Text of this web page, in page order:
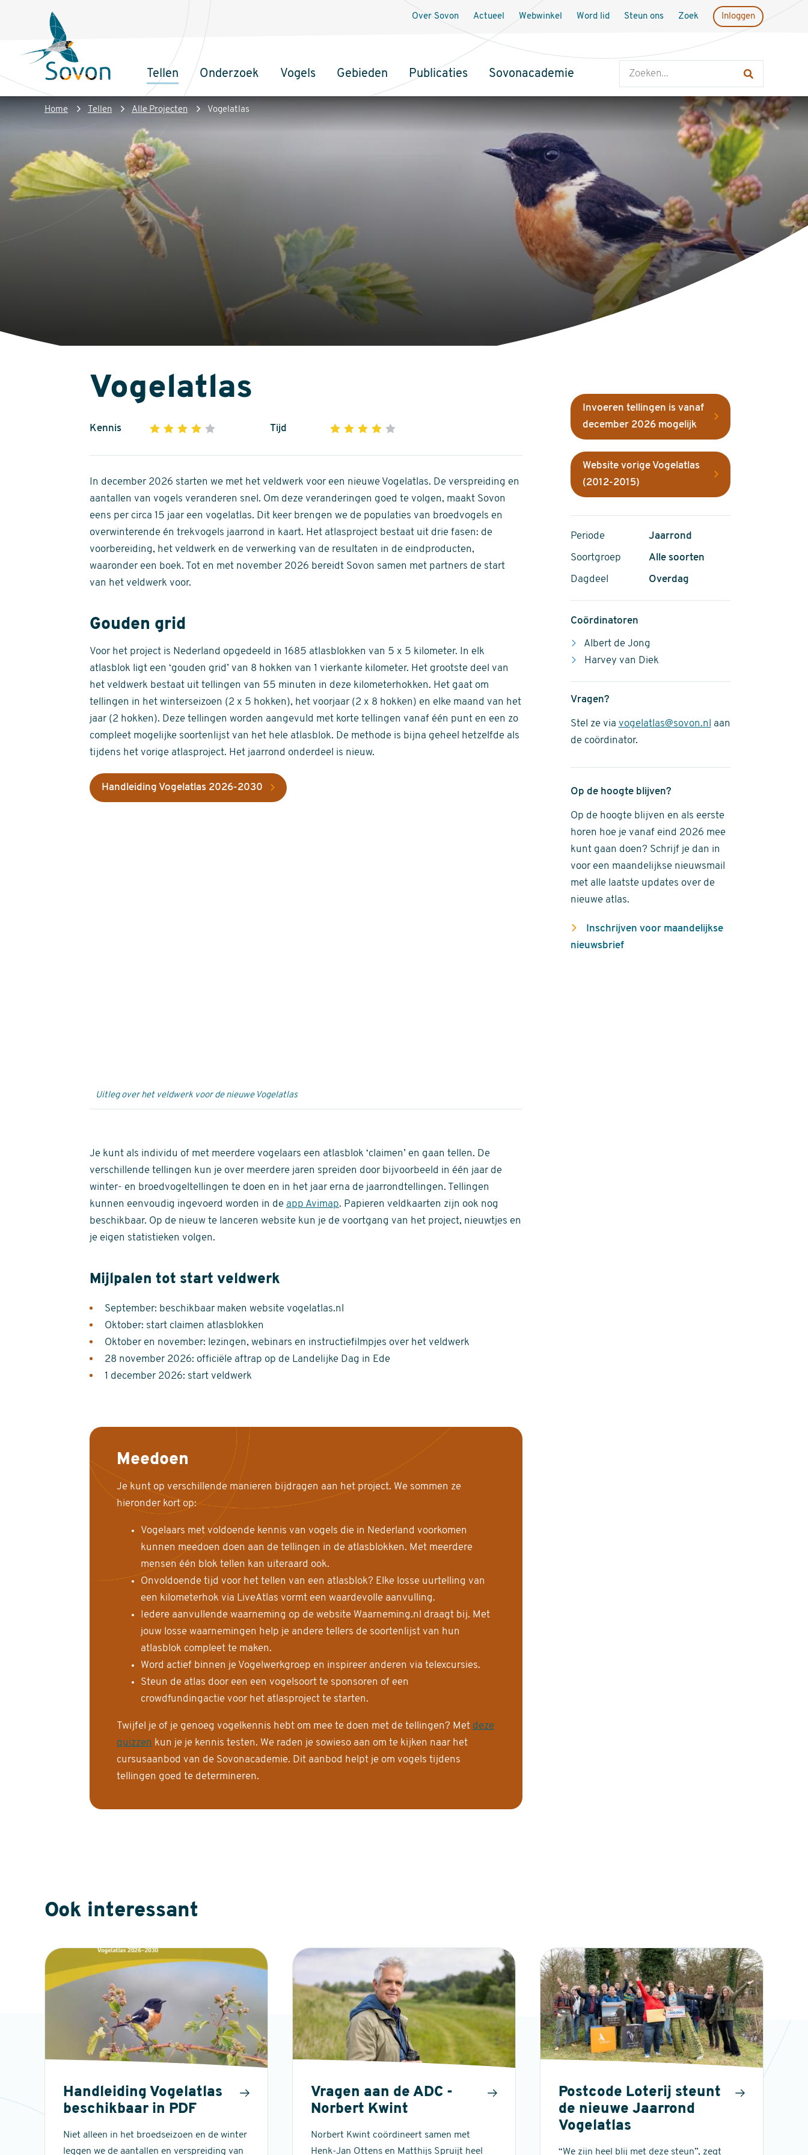
inhoud
Sovon
Homepage
Hoofdnavigatie
Tellen Onderzoek Vogels Gebieden Publicaties Sovonacademie
Over Sovon Actueel Webwinkel Word lid Steun ons Zoek Inloggen
Kruimelpad
Home Tellen Alle Projecten Vogelatlas
Vogelatlas
Kennis 1 2 3 4
of
5
stars
Tijd 1 2 3 4
of
5
stars
In december 2026 starten we met het veldwerk voor een nieuwe Vogelatlas. De verspreiding en
aantallen van vogels veranderen snel. Om deze veranderingen goed te volgen, maakt Sovon
eens per circa 15 jaar een vogelatlas. Dit keer brengen we de populaties van broedvogels en
overwinterende én trekvogels jaarrond in kaart. Het atlasproject bestaat uit drie fasen: de
voorbereiding, het veldwerk en de verwerking van de resultaten in de eindproducten,
waaronder een boek. Tot en met november 2026 bereidt Sovon samen met partners de start
van het veldwerk voor.
Gouden grid
Voor het project is Nederland opgedeeld in 1685 atlasblokken van 5 x 5 kilometer. In elk
atlasblok ligt een ‘gouden grid’ van 8 hokken van 1 vierkante kilometer. Het grootste deel van
het veldwerk bestaat uit tellingen van 55 minuten in deze kilometerhokken. Het gaat om
tellingen in het winterseizoen (2 x 5 hokken), het voorjaar (2 x 8 hokken) en elke maand van het
jaar (2 hokken). Deze tellingen worden aangevuld met korte tellingen vanaf één punt en een zo
compleet mogelijke soortenlijst van het hele atlasblok. De methode is bijna geheel hetzelfde als
tijdens het vorige atlasproject. Het jaarrond onderdeel is nieuw.
Handleiding Vogelatlas 2026-2030
Uitleg over het veldwerk voor de nieuwe Vogelatlas
Je kunt als individu of met meerdere vogelaars een atlasblok ‘claimen’ en gaan tellen. De
verschillende tellingen kun je over meerdere jaren spreiden door bijvoorbeeld in één jaar de
winter- en broedvogeltellingen te doen en in het jaar erna de jaarrondtellingen. Tellingen
kunnen eenvoudig ingevoerd worden in de app Avimap. Papieren veldkaarten zijn ook nog
beschikbaar. Op de nieuw te lanceren website kun je de voortgang van het project, nieuwtjes en
je eigen statistieken volgen.
Mijlpalen tot start veldwerk
September: beschikbaar maken website vogelatlas.nl
Oktober: start claimen atlasblokken
Oktober en november: lezingen, webinars en instructiefilmpjes over het veldwerk
28 november 2026: officiële aftrap op de Landelijke Dag in Ede
1 december 2026: start veldwerk
Meedoen
Je kunt op verschillende manieren bijdragen aan het project. We sommen ze
hieronder kort op:
Vogelaars met voldoende kennis van vogels die in Nederland voorkomen
kunnen meedoen doen aan de tellingen in de atlasblokken. Met meerdere
mensen één blok tellen kan uiteraard ook.
Onvoldoende tijd voor het tellen van een atlasblok? Elke losse uurtelling van
een kilometerhok via LiveAtlas vormt een waardevolle aanvulling.
Iedere aanvullende waarneming op de website Waarneming.nl draagt bij. Met
jouw losse waarnemingen help je andere tellers de soortenlijst van hun
atlasblok compleet te maken.
Word actief binnen je Vogelwerkgroep en inspireer anderen via telexcursies.
Steun de atlas door een een vogelsoort te sponsoren of een
crowdfundingactie voor het atlasproject te starten.
Twijfel je of je genoeg vogelkennis hebt om mee te doen met de tellingen? Met deze
quizzen kun je je kennis testen. We raden je sowieso aan om te kijken naar het
cursusaanbod van de Sovonacademie. Dit aanbod helpt je om vogels tijdens
tellingen goed te determineren.
Invoeren tellingen is vanaf
december 2026 mogelijk
Website vorige Vogelatlas
(2012-2015)
Periode Jaarrond
Soortgroep Alle soorten
Dagdeel Overdag
Coördinatoren
Albert de Jong
Harvey van Diek
Vragen?
Stel ze via vogelatlas@sovon.nl
aan
de coördinator.
Op de hoogte blijven?
Op de hoogte blijven en als eerste
horen hoe je vanaf eind 2026 mee
kunt gaan doen? Schrijf je dan in
voor een maandelijkse nieuwsmail
met alle laatste updates over de
nieuwe atlas.
Inschrijven voor maandelijkse
nieuwsbrief
Ook interessant
Handleiding Vogelatlas
beschikbaar in PDF
Niet alleen in het broedseizoen en de winter
leggen we de aantallen en verspreiding van
Vragen aan de ADC -
Norbert Kwint
Norbert Kwint coördineert samen met
Henk-Jan Ottens en Matthijs Spruijt heel
Postcode Loterij steunt
de nieuwe Jaarrond
Vogelatlas
“We zijn heel blij met deze steun”, zegt